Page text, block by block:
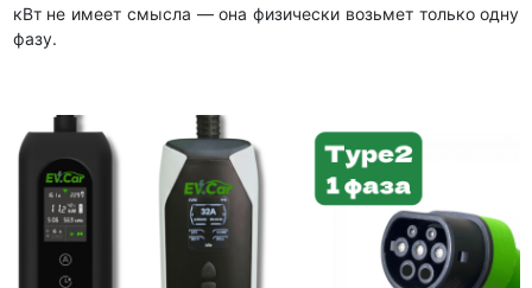
кВт не имеет смысла — она физически возьмет только одну
фазу.